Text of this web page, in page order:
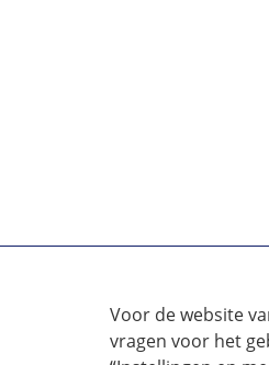
Voor de website
vragen voor het